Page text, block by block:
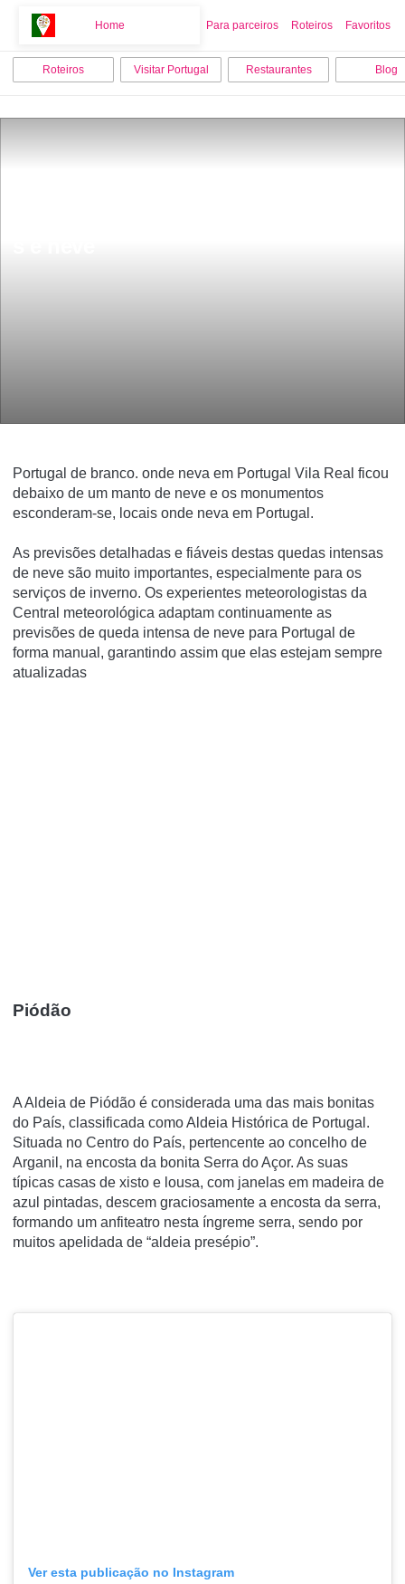
Home Para parceiros Roteiros Favoritos
Home
Roteiros Visitar Portugal Restaurantes Blog
Portugal de branco. onde neva em Portugal Vila Real ficou
debaixo de um manto de neve e os monumentos
esconderam-se, locais onde neva em Portugal.
As previsões detalhadas e fiáveis destas quedas intensas
de neve são muito importantes, especialmente para os
serviços de inverno. Os experientes meteorologistas da
Central meteorológica adaptam continuamente as
previsões de queda intensa de neve para Portugal de
forma manual, garantindo assim que elas estejam sempre
atualizadas
Piódão
A Aldeia de Piódão é considerada uma das mais bonitas
do País, classificada como Aldeia Histórica de Portugal.
Situada no Centro do País, pertencente ao concelho de
Arganil, na encosta da bonita Serra do Açor. As suas
típicas casas de xisto e lousa, com janelas em madeira de
azul pintadas, descem graciosamente a encosta da serra,
formando um anfiteatro nesta íngreme serra, sendo por
muitos apelidada de “aldeia presépio”.
Ver esta publicação no Instagram